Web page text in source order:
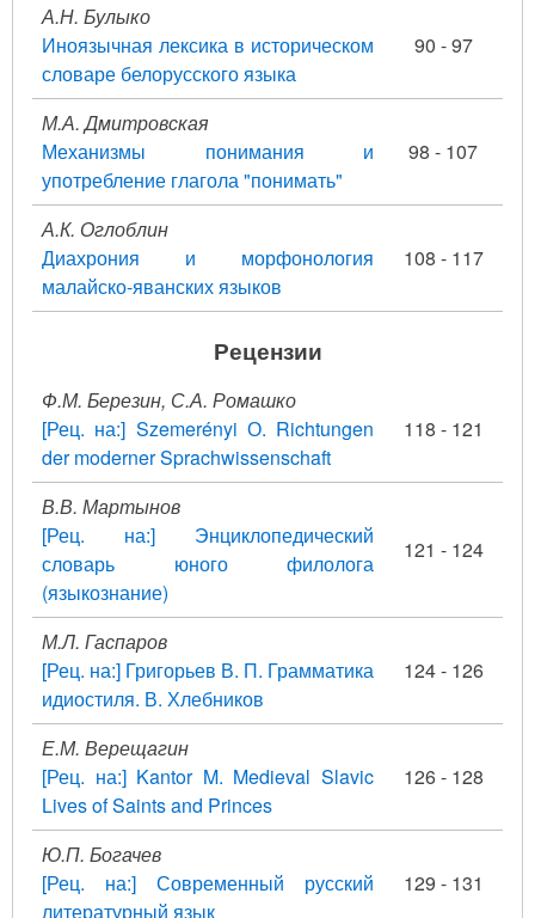
А.Н. Булыко
Иноязычная лексика в историческом
словаре белорусского языка
90 - 97
М.А. Дмитровская
Механизмы понимания и
употребление глагола "понимать"
98 - 107
А.К. Оглоблин
Диахрония и морфонология
малайско-яванских языков
108 - 117
Рецензии
Ф.М. Березин, С.А. Ромашко
[Рец. на:] Szemerényi О. Richtungen
der moderner Sprachwissenschaft
118 - 121
В.В. Мартынов
[Рец. на:] Энциклопедический
словарь юного филолога
(языкознание)
121 - 124
М.Л. Гаспаров
[Рец. на:] Григорьев В. П. Грамматика
идиостиля. В. Хлебников
124 - 126
Е.М. Верещагин
[Рец. на:] Kantor M. Medieval Slavic
Lives of Saints and Princes
126 - 128
Ю.П. Богачев
[Рец. на:] Современный русский
литературный язык
129 - 131